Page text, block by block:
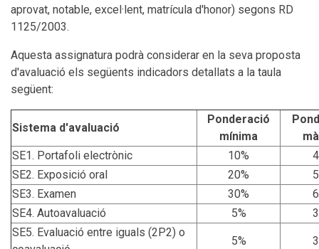
aprovat, notable, excel·lent, matrícula d'honor) segons RD
1125/2003.
Aquesta assignatura podrà considerar en la seva proposta
d'avaluació els següents indicadors detallats a la taula
següent:
Sistema d'avaluació
Ponderació
mínima
SE1. Portafoli electrònic
10%
SE2. Exposició oral
20%
SE3. Examen
30%
SE4. Autoavaluació
5%
SE5. Evaluació entre iguals (2P2) o
5%